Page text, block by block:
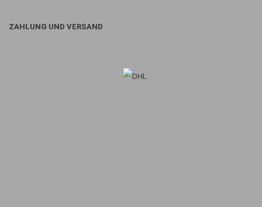
ZAHLUNG UND VERSAND